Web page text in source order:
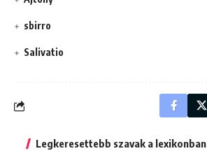
sbirro
Salivatio
Legkeresettebb szavak a lexikonban